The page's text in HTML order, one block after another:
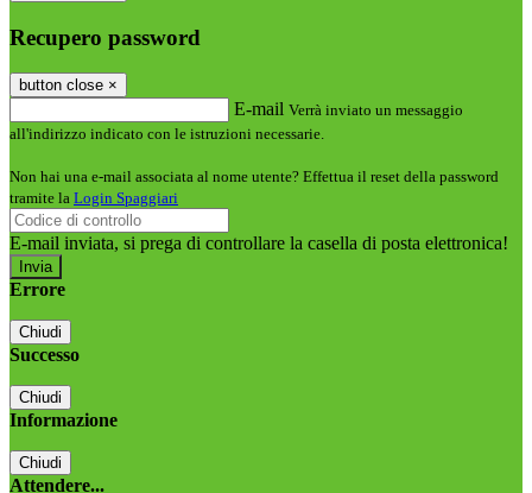
Recupero password
button close ×
E-mail Verrà inviato un messaggio
all'indirizzo indicato con le istruzioni necessarie.
Non hai una e-mail associata al nome utente? Effettua il reset della password
tramite la Login Spaggiari
E-mail inviata, si prega di controllare la casella di posta elettronica!
Errore
Chiudi
Successo
Chiudi
Informazione
Chiudi
Attendere...